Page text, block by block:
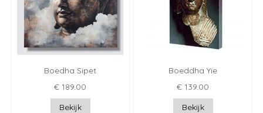
Boedha Sipet
€ 189.00
Bekijk
Boeddha Yie
€ 139.00
Bekijk